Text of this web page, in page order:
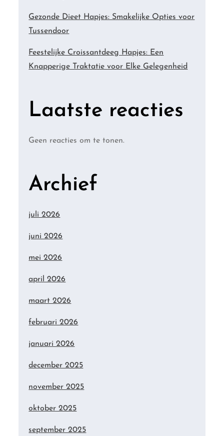
Gezonde Dieet Hapjes: Smakelijke Opties voor
Tussendoor
Feestelijke Croissantdeeg Hapjes: Een
Knapperige Traktatie voor Elke Gelegenheid
Laatste reacties
Geen reacties om te tonen.
Archief
juli 2026
juni 2026
mei 2026
april 2026
maart 2026
februari 2026
januari 2026
december 2025
november 2025
oktober 2025
september 2025